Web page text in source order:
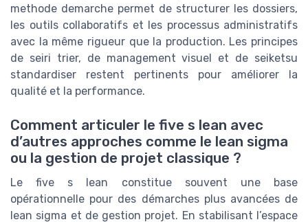
methode demarche permet de structurer les dossiers,
les outils collaboratifs et les processus administratifs
avec la même rigueur que la production. Les principes
de seiri trier, de management visuel et de seiketsu
standardiser restent pertinents pour améliorer la
qualité et la performance.
Comment articuler le five s lean avec
d’autres approches comme le lean sigma
ou la gestion de projet classique ?
Le five s lean constitue souvent une base
opérationnelle pour des démarches plus avancées de
lean sigma et de gestion projet. En stabilisant l’espace